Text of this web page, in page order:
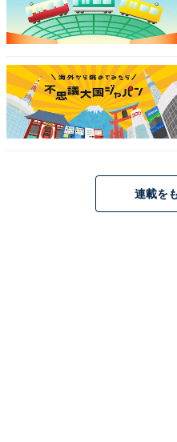
なくなった）と思うこと（複数回答
連載を